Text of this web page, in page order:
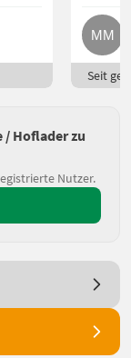
Seit
/ Hoflader zu
Nutzer.